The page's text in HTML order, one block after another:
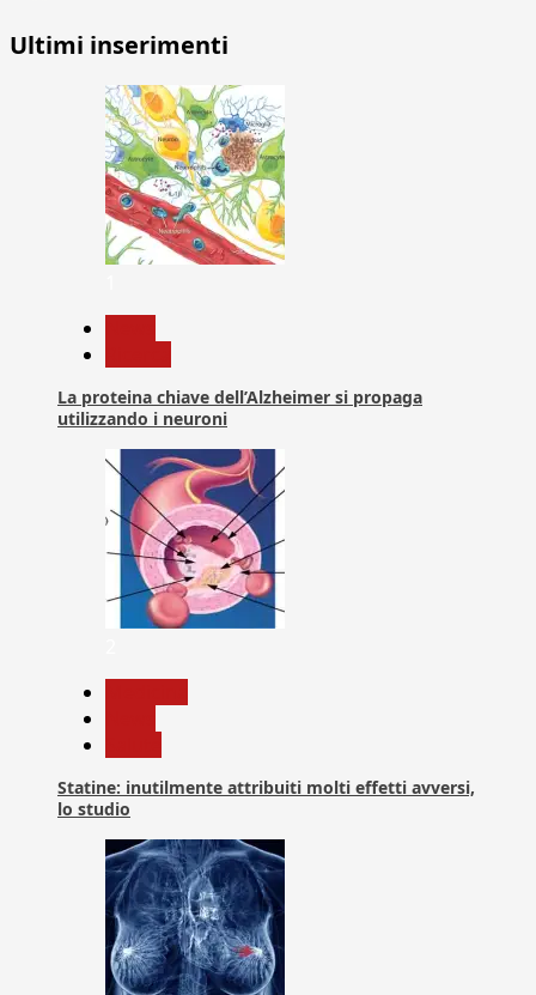
Ultimi inserimenti
La proteina chiave dell’Alzheimer si propaga
utilizzando i neuroni
Statine: inutilmente attribuiti molti effetti avversi,
lo studio